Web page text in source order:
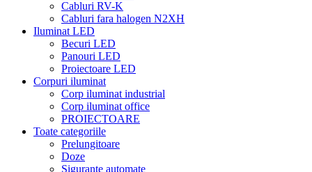
Cabluri RV-K
Cabluri fara halogen N2XH
Iluminat LED
Becuri LED
Panouri LED
Proiectoare LED
Corpuri iluminat
Corp iluminat industrial
Corp iluminat office
PROIECTOARE
Toate categoriile
Prelungitoare
Doze
Sigurante automate